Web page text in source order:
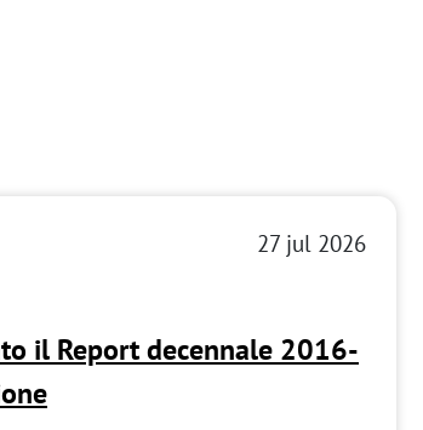
27 jul 2026
il Report decennale 2016-